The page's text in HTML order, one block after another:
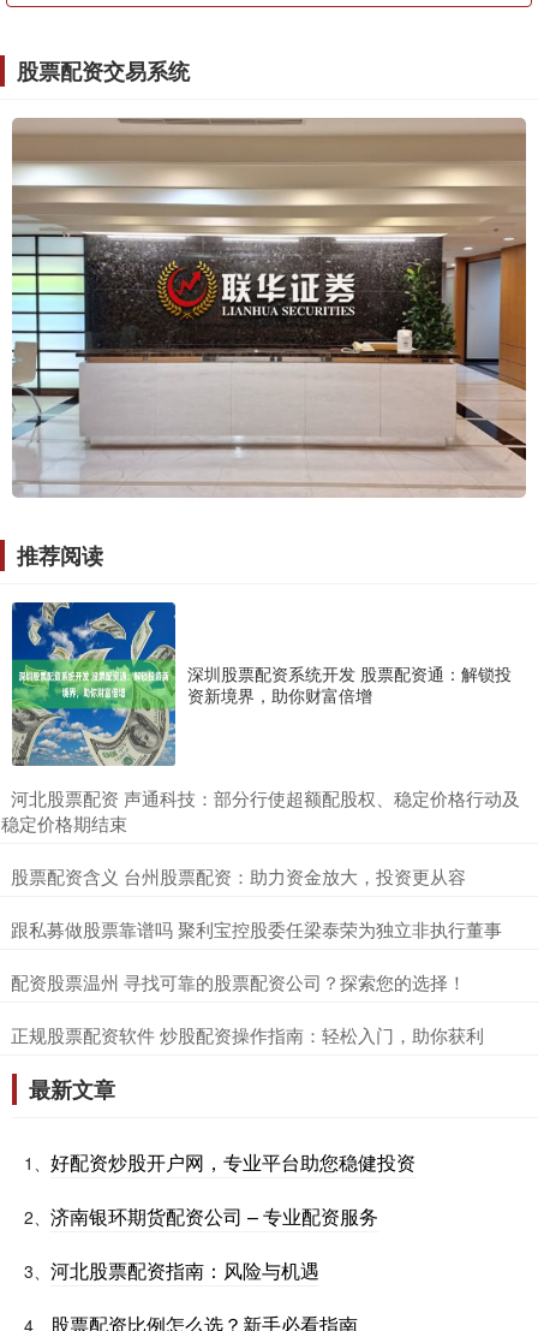
股票配资交易系统
推荐阅读
深圳股票配资系统开发 股票配资通：解锁投
资新境界，助你财富倍增
​河北股票配资 声通科技：部分行使超额配股权、稳定价格行动及
稳定价格期结束
​股票配资含义 台州股票配资：助力资金放大，投资更从容
​跟私募做股票靠谱吗 聚利宝控股委任梁泰荣为独立非执行董事
​配资股票温州 寻找可靠的股票配资公司？探索您的选择！
​正规股票配资软件 炒股配资操作指南：轻松入门，助你获利
最新文章
1、 好配资炒股开户网，专业平台助您稳健投资
2、 济南银环期货配资公司 – 专业配资服务
3、 河北股票配资指南：风险与机遇
4、 股票配资比例怎么选？新手必看指南